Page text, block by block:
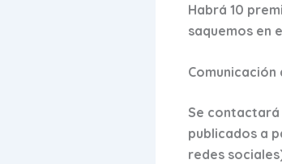
Habrá 10
saquemos en
Se
publicados a
redes